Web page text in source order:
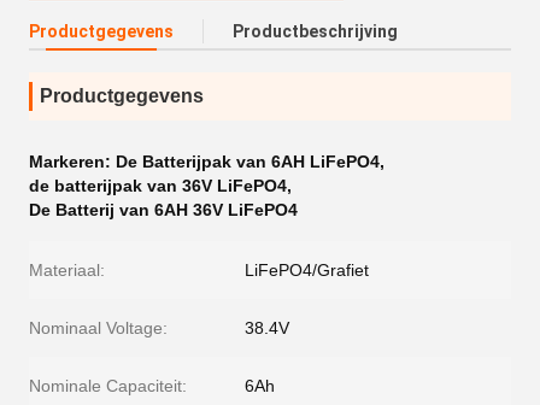
Productgegevens Productbeschrijving
Productgegevens
Markeren: De Batterijpak van 6AH LiFePO4,
de batterijpak van 36V LiFePO4,
De Batterij van 6AH 36V LiFePO4
Materiaal: LiFePO4/Grafiet
Nominaal Voltage: 38.4V
Nominale Capaciteit: 6Ah